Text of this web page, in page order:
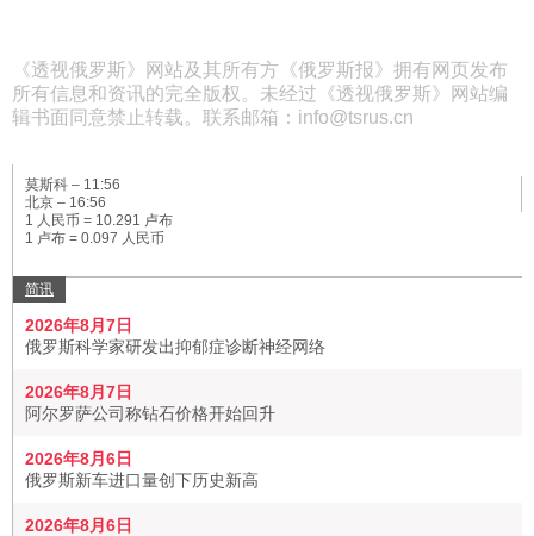
《透视俄罗斯》网站及其所有方《俄罗斯报》拥有网页发布
所有信息和资讯的完全版权。未经过《透视俄罗斯》网站编
辑书面同意禁止转载。联系邮箱：info@tsrus.cn
莫斯科 – 11:56
北京 – 16:56
1 人民币 = 10.291 卢布
1 卢布 = 0.097 人民币
简讯
2026年8月7日
俄罗斯科学家研发出抑郁症诊断神经网络
2026年8月7日
阿尔罗萨公司称钻石价格开始回升
2026年8月6日
俄罗斯新车进口量创下历史新高
2026年8月6日